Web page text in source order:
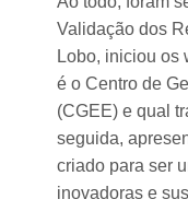
Validação dos
Lobo, iniciou os
é o Centro de
(CGEE) e qual
seguida,
criado para ser
inovadoras e